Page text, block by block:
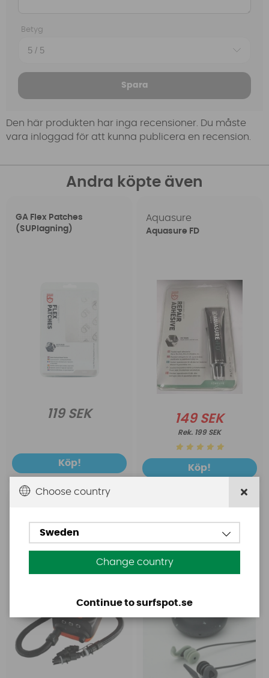
Betyg
Spara
Den här produkten har inga recensioner. Du måste
vara inloggad för att kunna publicera en recension.
Andra köpte även
GA Flex Patches
(SUPlagning)
119 SEK
Köp!
Aquasure
Aquasure FD
149 SEK
199 SEK
Köp!
Base Rechargeable
SUP Pump
SurfEars 4.0 öronplugg
Choose country
Sweden
Change country
Continue to surfspot.se